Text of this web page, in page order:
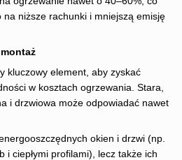
na niższe rachunki i mniejszą emisję
kluczowy element, aby zyskać
w kosztach ogrzewania. Stara,
i drzwiowa może odpowiadać nawet
okien i drzwi (np.
i ciepłymi profilami), lecz także ich